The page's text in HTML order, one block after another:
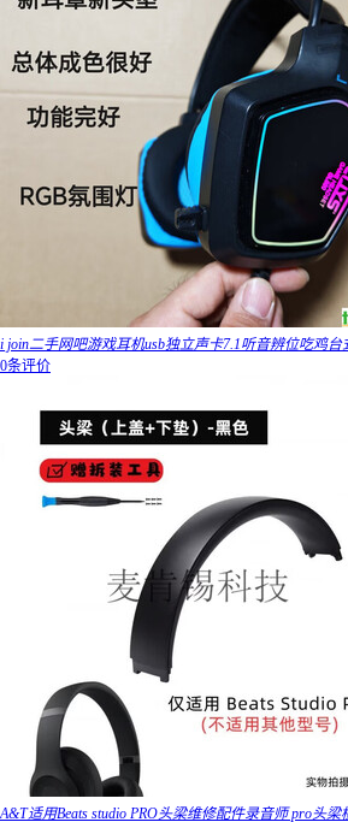
i join二手网吧游戏耳机usb独立声卡7.1听音辨位吃鸡台
0条评价
A&T适用Beats studio PRO头梁维修配件录音师 pro头